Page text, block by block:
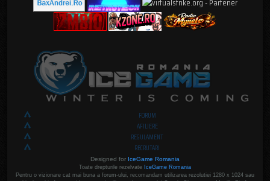
FORUM
AFILIERE
REGULAMENT
RECRUTARI
Designed for IceGame Romania
Toate drepturile rezelvate IceGame Romania
Pentru o vizionare cat mai buna a forum-ului, recomandam utilizarea rezolutiei 1280 x 1024 sau